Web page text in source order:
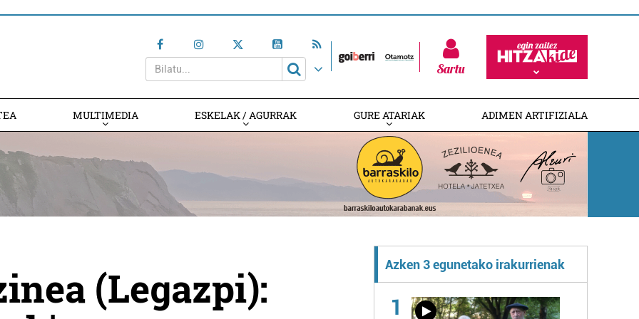
Sartu
MULTIMEDIA ESKELAK / AGURRAK GURE ATARIAK ADIMEN ARTIFIZIALA
(Legazpi):
Azken 3 egunetako irakurrienak
1